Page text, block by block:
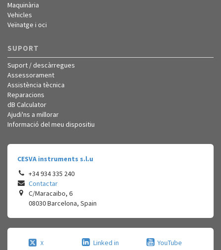
Maquinària
Vehicles
Veïnatge i oci
SUPORT
Suport / descàrregues
Assessorament
Assistència tècnica
Reparacions
dB Calculator
Ajudi'ns a millorar
Informació del meu dispositiu
CESVA instruments s.l.u
+34 934 335 240
Contactar
C/Maracaibo, 6
08030Barcelona, Spain
X Linked in YouTube